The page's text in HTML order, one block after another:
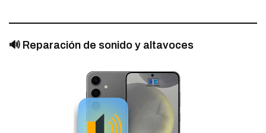
🔊 Reparación de sonido y altavoces